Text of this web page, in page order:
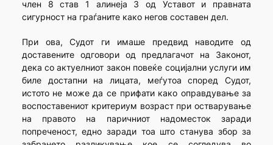
член 8 став 1 алинеја 3 од Уставот и правната
сигурност на граѓаните како негов составен дел.
При ова, Судот ги имаше предвид наводите од
доставените одговори од предлагачот на Законот,
дека со актуелниот закон повеќе социјални услуги им
биле достапни на лицата, меѓутоа според Судот,
истото не може да се прифати како оправдување за
воспоставениот критериум возраст при остварување
на правото на паричниот надоместок заради
попреченост, едно заради тоа што станува збор за